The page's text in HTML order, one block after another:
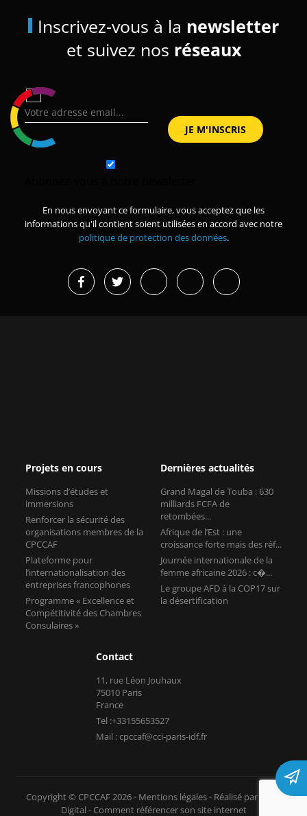
Inscrivez-vous à la newsletter
et suivez nos réseaux
En nous envoyant ce formulaire, vous acceptez que les
informations qu'il contient soient utilisées en accord avec notre
politique de protection des données.
Projets en cours
Missions d’études et
immersions
Renforcer la sécurité des
organisations membres de la
CPCCAF
Plateforme pour
l’internationalisation des
entreprises francophones
Programme « Excellence et
Compétitivité des Chambres
Consulaires »
Dernières actualités
Grand Magal de Touba : 630
milliards FCFA de
retombées...
Afrique de l’Est : une
croissance forte mais des réf...
Journée internationale de la
femme africaine 2026 : c�...
Le groupe AFD à la COP17 sur
la désertification
Contact
11, rue Léon Jouhaux
75010 Paris
France
Tel :+33155653527
Mail : cpccaf@cci-paris-idf.fr
Copyright © CPCCAF 2026 - Mentions légales- Réalisé par Tokiz
Digital - Comment référencer son site internet